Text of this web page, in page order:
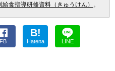
給食指導研修資料（きゅうけん） 。
FB
B!
Hatena LINE